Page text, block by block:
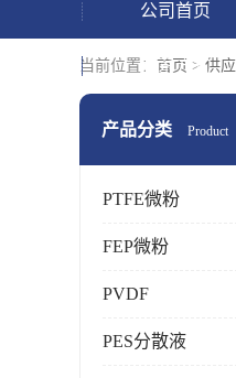
公司首页
联系方式
当前位置： 首页 > 供
产品分类 Product
PTFE微粉
FEP微粉
PVDF
PES分散液